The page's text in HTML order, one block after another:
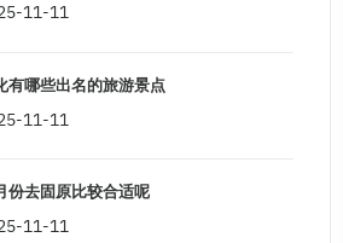
11-11
有哪些出名的旅游景点
11-11
份去固原比较合适呢
11-11